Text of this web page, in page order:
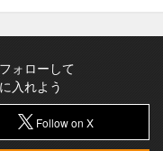
ォローして
入れよう
Follow on X